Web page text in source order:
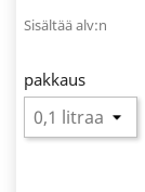
Sisältää alv:n
pakkaus